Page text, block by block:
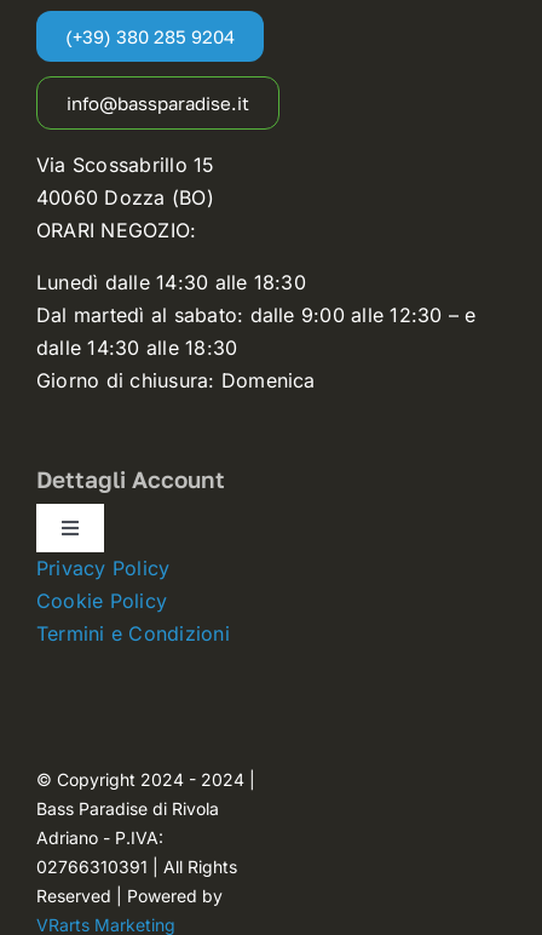
(+39) 380 285 9204
info@bassparadise.it
Via Scossabrillo 15
40060 Dozza (BO)
ORARI NEGOZIO:
Lunedì dalle 14:30 alle 18:30
Dal martedì al sabato: dalle 9:00 alle 12:30 – e
dalle 14:30 alle 18:30
Giorno di chiusura: Domenica
Dettagli Account
Toggle
Navigation
Dettagli account
Password dimenticata
Privacy Policy
Cookie Policy
Termini e Condizioni
© Copyright 2024 - 2024 |
Bass Paradise di Rivola
Adriano - P.IVA:
02766310391 | All Rights
Reserved | Powered by
VRarts Marketing